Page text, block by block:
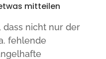
mitteilen
dass nicht nur der
fehlende